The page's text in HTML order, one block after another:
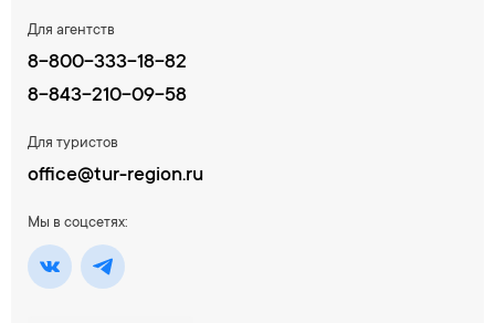
Для агентств
8-800-333-18-82
8-843-210-09-58
Для туристов
office@tur-region.ru
Мы в соцсетях: